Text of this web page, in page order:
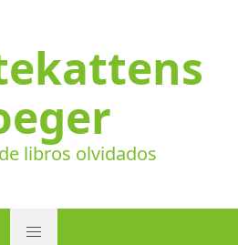
libros olvidados